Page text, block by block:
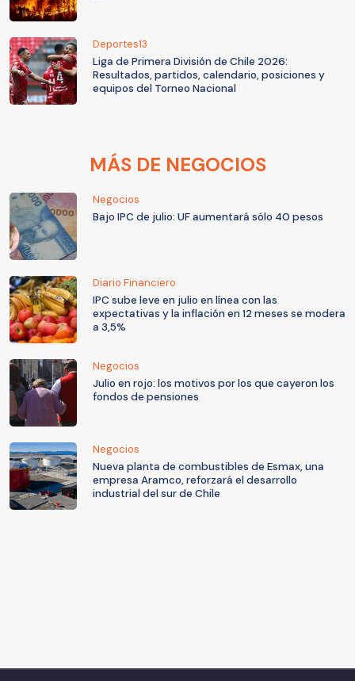
Deportes13
Liga de Primera División de Chile 2026:
Resultados, partidos, calendario, posiciones y
equipos del Torneo Nacional
MÁS DE NEGOCIOS
Negocios
Bajo IPC de julio: UF aumentará sólo 40 pesos
Diario Financiero
IPC sube leve en julio en línea con las
expectativas y la inflación en 12 meses se modera
a 3,5%
Negocios
Julio en rojo: los motivos por los que cayeron los
fondos de pensiones
Negocios
Nueva planta de combustibles de Esmax, una
empresa Aramco, reforzará el desarrollo
industrial del sur de Chile